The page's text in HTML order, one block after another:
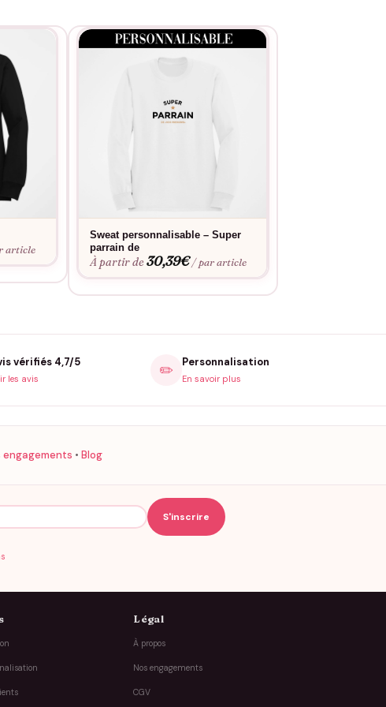
article
Sweat personnalisable – Super
parrain de
À partir de30,39€ / par article
vérifiés 4,7/5
les avis ✏️ Personnalisation
En savoir plus
engagements • Blog
Légal
À propos
Nos engagements
CGV